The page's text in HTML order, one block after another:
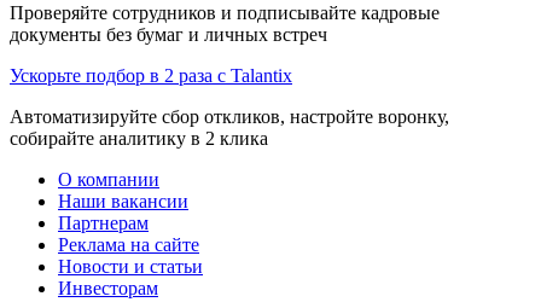
Проверяйте сотрудников и подписывайте кадровые
документы без бумаг и личных встреч
Ускорьте подбор в 2 раза с Talantix
Автоматизируйте сбор откликов, настройте воронку,
собирайте аналитику в 2 клика
О компании
Наши вакансии
Партнерам
Реклама на сайте
Новости и статьи
Инвесторам